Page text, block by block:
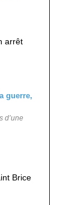
arrêt
d’une
Brice